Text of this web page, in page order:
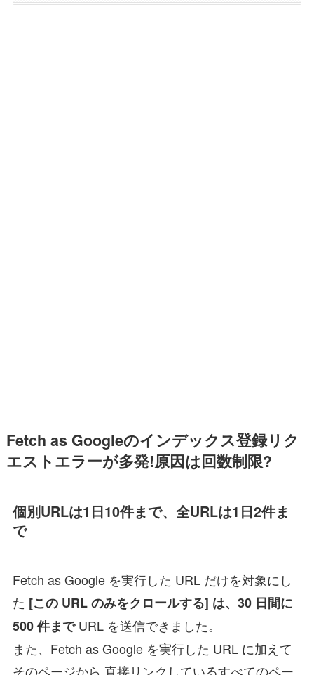
Fetch as Googleのインデックス登録リク
エストエラーが多発!原因は回数制限?
個別URLは1日10件まで、全URLは1日2件ま
で
Fetch as Google を実行した URL だけを対象にし
た [この URL のみをクロールする] は、30 日間に
500 件までURL を送信できました。
また、Fetch as Google を実行した URL に加えて
そのページから 直接リンクしているすべてのペー